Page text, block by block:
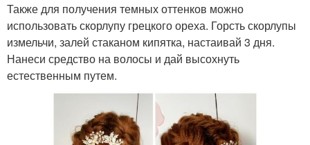
Также для получения темных оттенков можно
использовать скорлупу грецкого ореха. Горсть скорлупы
измельчи, залей стаканом кипятка, настаивай 3 дня.
Нанеси средство на волосы и дай высохнуть
естественным путем.